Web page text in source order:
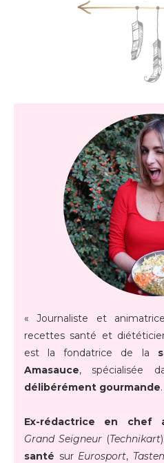
« Journaliste et
recettes santé et
est la fondatrice de la
Amasauce, spécialisée
délibérément gourmande.
Ex-rédactrice en chef
Grand Seigneur(Technikart);
santé sur Eurosport,